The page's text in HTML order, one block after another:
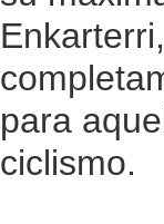
para